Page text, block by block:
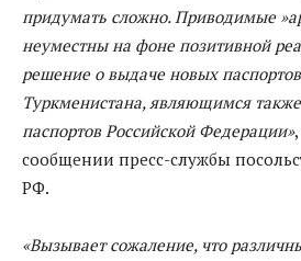
придумать сложно. Приводимые
неуместны на фоне позитивной
решение о выдаче новых
Туркменистана, являющимся
паспортов Российской Федерации»
сообщении пресс-службы
РФ.
«Вызывает сожаление, что